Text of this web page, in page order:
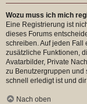
Wozu muss ich mich
Eine Registrierung ist
dieses Forums
schreiben. Auf jeden Fall
zusätzliche Funktionen,
Avatarbilder, Private
zu Benutzergruppen und
schnell erledigt ist und
Nach oben